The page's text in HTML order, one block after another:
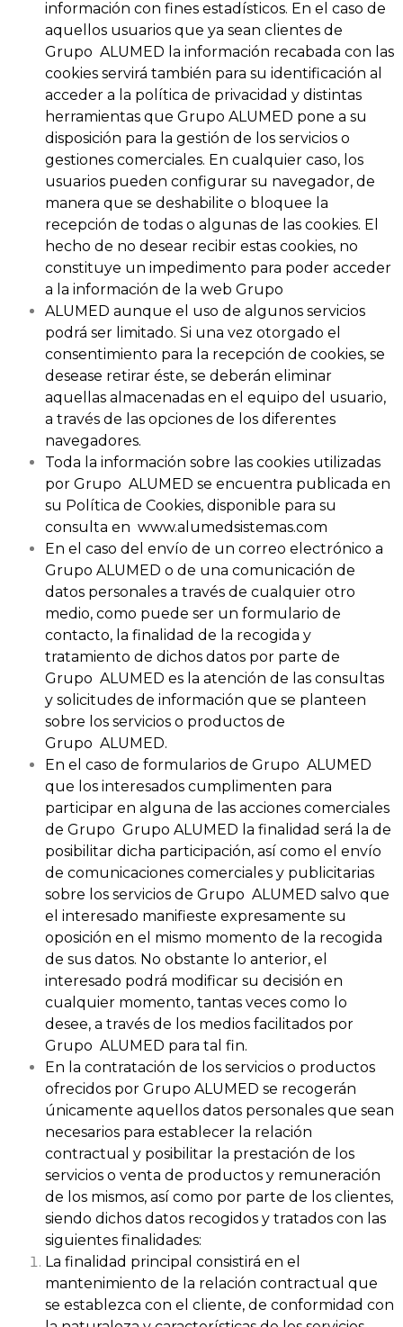
información con fines estadísticos. En el caso de
aquellos usuarios que ya sean clientes de
Grupo ALUMED la información recabada con las
cookies servirá también para su identificación al
acceder a la política de privacidad y distintas
herramientas que Grupo ALUMED pone a su
disposición para la gestión de los servicios o
gestiones comerciales. En cualquier caso, los
usuarios pueden configurar su navegador, de
manera que se deshabilite o bloquee la
recepción de todas o algunas de las cookies. El
hecho de no desear recibir estas cookies, no
constituye un impedimento para poder acceder
a la información de la web Grupo
ALUMED aunque el uso de algunos servicios
podrá ser limitado. Si una vez otorgado el
consentimiento para la recepción de cookies, se
desease retirar éste, se deberán eliminar
aquellas almacenadas en el equipo del usuario,
a través de las opciones de los diferentes
navegadores.
Toda la información sobre las cookies utilizadas
por Grupo ALUMED se encuentra publicada en
su Política de Cookies, disponible para su
consulta en www.alumedsistemas.com
En el caso del envío de un correo electrónico a
Grupo ALUMED o de una comunicación de
datos personales a través de cualquier otro
medio, como puede ser un formulario de
contacto, la finalidad de la recogida y
tratamiento de dichos datos por parte de
Grupo ALUMED es la atención de las consultas
y solicitudes de información que se planteen
sobre los servicios o productos de
Grupo ALUMED.
En el caso de formularios de Grupo ALUMED
que los interesados cumplimenten para
participar en alguna de las acciones comerciales
de Grupo Grupo ALUMED la finalidad será la de
posibilitar dicha participación, así como el envío
de comunicaciones comerciales y publicitarias
sobre los servicios de Grupo ALUMED salvo que
el interesado manifieste expresamente su
oposición en el mismo momento de la recogida
de sus datos. No obstante lo anterior, el
interesado podrá modificar su decisión en
cualquier momento, tantas veces como lo
desee, a través de los medios facilitados por
Grupo ALUMED para tal fin.
En la contratación de los servicios o productos
ofrecidos por Grupo ALUMED se recogerán
únicamente aquellos datos personales que sean
necesarios para establecer la relación
contractual y posibilitar la prestación de los
servicios o venta de productos y remuneración
de los mismos, así como por parte de los clientes,
siendo dichos datos recogidos y tratados con las
siguientes finalidades:
La finalidad principal consistirá en el
mantenimiento de la relación contractual que
se establezca con el cliente, de conformidad con